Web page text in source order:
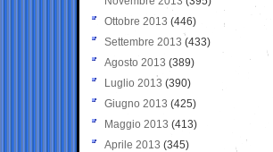
Ottobre 2013 (446)
Settembre 2013 (433)
Agosto 2013 (389)
Luglio 2013 (390)
Giugno 2013 (425)
Maggio 2013 (413)
Aprile 2013 (345)